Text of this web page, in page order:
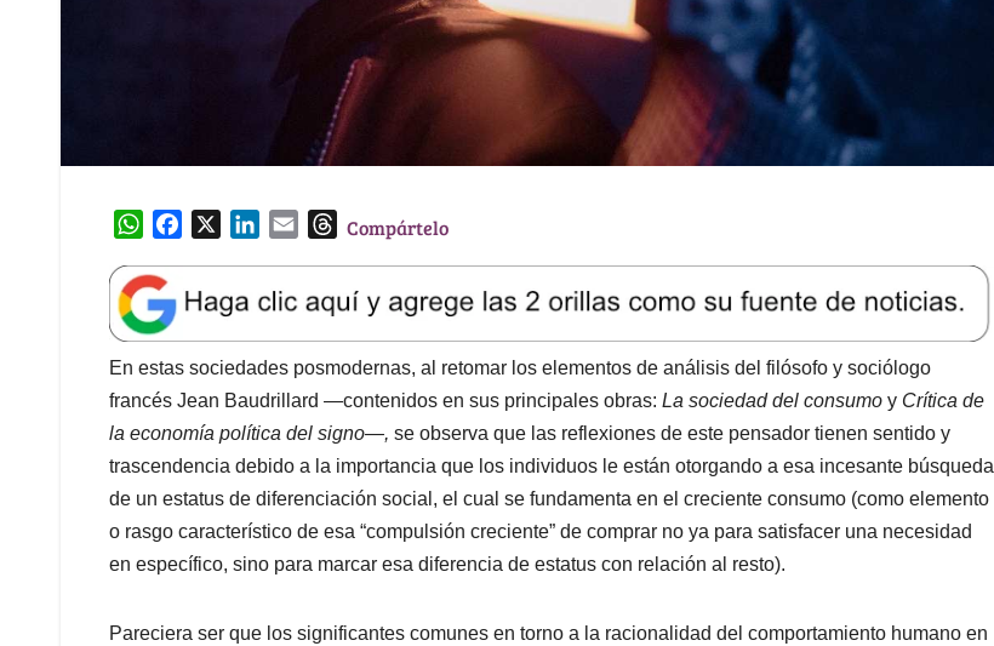
W
a
t
s
A
p
p
e
b
o
o
k
k
e
d
I
n
l
T
e
a
d
s
Compártelo
En estas sociedades posmodernas, al retomar los elementos de análisis del filósofo y sociólogo
francés Jean Baudrillard —contenidos en sus principales obras: La sociedad del consumo y Crítica de
la economía política del signo—, se observa que las reflexiones de este pensador tienen sentido y
trascendencia debido a la importancia que los individuos le están otorgando a esa incesante búsqueda
de un estatus de diferenciación social, el cual se fundamenta en el creciente consumo (como elemento
o rasgo característico de esa “compulsión creciente” de comprar no ya para satisfacer una necesidad
en específico, sino para marcar esa diferencia de estatus con relación al resto).
Pareciera ser que los significantes comunes en torno a la racionalidad del comportamiento humano en